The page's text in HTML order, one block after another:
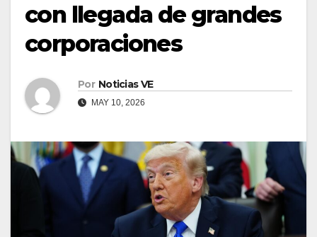
con llegada de grandes
corporaciones
Por Noticias VE
MAY 10, 2026